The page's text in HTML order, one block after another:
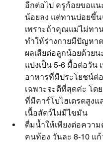
อีกต่อไป ครูก้อยขอแ
น้อยลง แต่ทานบ่อยขึ้น
เพราะถ้าคุณแม่ไม่ทาน
ทำให้ร่างกายมีปัญหา
ผลเสียต่อลูกน้อยด้วย
แบ่งเป็น 5-6 มื้อต่อวัน
อาหารที่มีประโยชน์ต่
เฉพาะจะดีที่สุดค่ะ โด
ที่มีคาร์โบไฮเดรตสูงแ
เนื้อสัตว์ไม่มีไขมัน
ดื่มน้ำให้เพียงต่อความ
คนท้อง วันละ 8-10 แ